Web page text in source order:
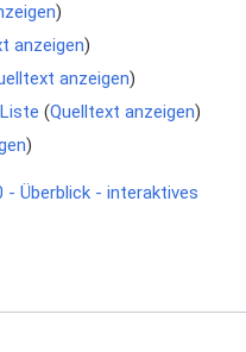
)
anzeigen)
anzeigen)
(Quelltext anzeigen)
)
- Überblick - interaktives